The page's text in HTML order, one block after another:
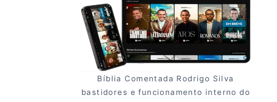
Bíblia Comentada Rodrigo Silva
bastidores e funcionamento interno do